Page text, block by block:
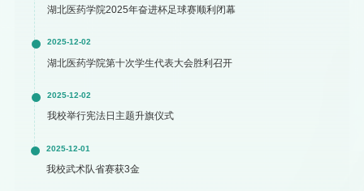
湖北医药学院2025年奋进杯足球赛顺利闭幕
2025-12-02
湖北医药学院第十次学生代表大会胜利召开
2025-12-02
我校举行宪法日主题升旗仪式
2025-12-01
我校武术队省赛获3金